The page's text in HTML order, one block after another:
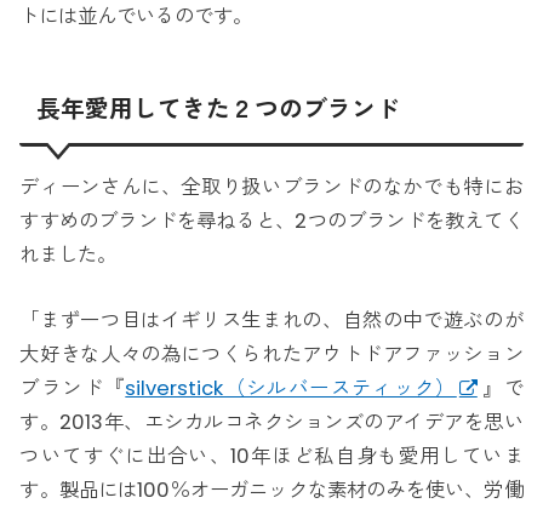
トには並んでいるのです。
長年愛用してきた２つのブランド
ディーンさんに、全取り扱いブランドのなかでも特にお
すすめのブランドを尋ねると、2つのブランドを教えてく
れました。
「まず一つ目はイギリス生まれの、自然の中で遊ぶのが
大好きな人々の為につくられたアウトドアファッション
ブランド『silverstick（シルバースティック）
』で
す。2013年、エシカルコネクションズのアイデアを思い
ついてすぐに出合い、10年ほど私自身も愛用していま
す。製品には100％オーガニックな素材のみを使い、労働